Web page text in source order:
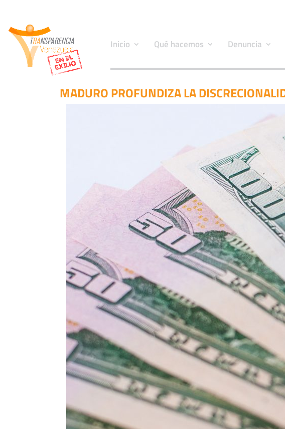
Inicio Qué hacemos Denuncia
MADURO PROFUNDIZA LA